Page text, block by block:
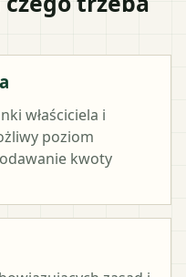
właściciela i
poziom
kwoty